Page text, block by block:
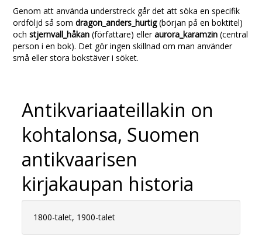
Genom att använda understreck går det att söka en specifik
ordföljd så somdragon_anders_hurtig(början på en boktitel)
ochstjernvall_håkan (författare) elleraurora_karamzin (central
person i en bok). Det gör ingen skillnad om man använder
små eller stora bokstäver i söket.
Antikvariaateillakin on
kohtalonsa, Suomen
antikvaarisen
kirjakaupan historia
1800-talet, 1900-talet